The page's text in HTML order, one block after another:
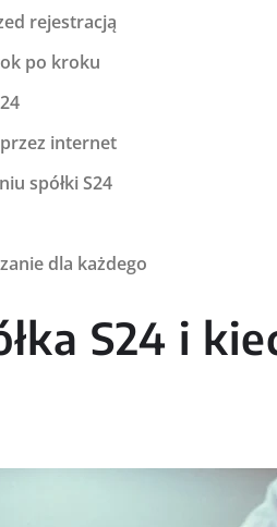
rejestracją
po kroku
przez internet
spółki S24
dla każdego
S24 i